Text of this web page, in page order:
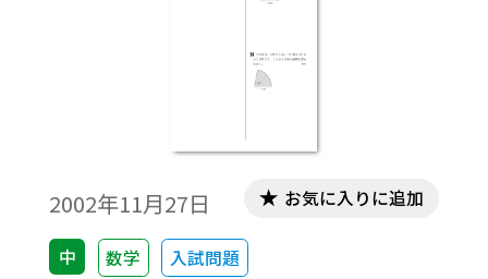
2002年11月27日
中 数学 入試問題
お気に入りに追加